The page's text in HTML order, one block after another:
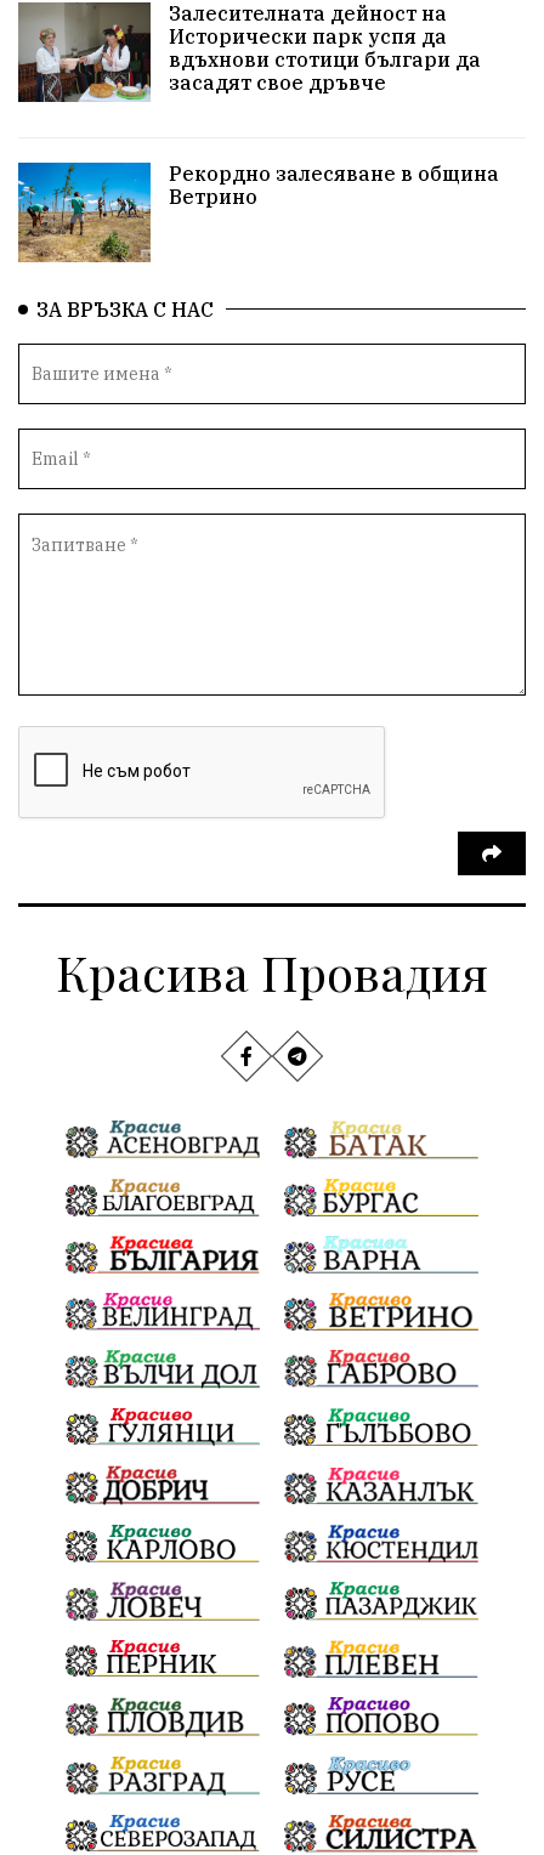
Залесителната дейност на
Исторически парк успя да
вдъхнови стотици българи да
засадят свое дръвче
Рекордно залесяване в община
Ветрино
ЗА ВРЪЗКА С НАС
Красива Провадия